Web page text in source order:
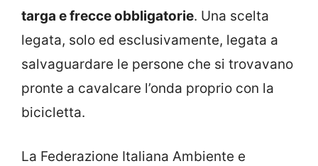
targa e frecce obbligatorie. Una scelta
legata, solo ed esclusivamente, legata a
salvaguardare le persone che si trovavano
pronte a cavalcare l’onda proprio con la
bicicletta.
La Federazione Italiana Ambiente e